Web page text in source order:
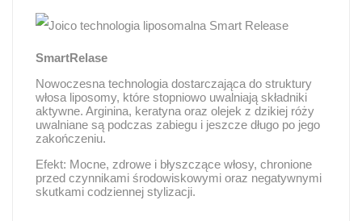
SmartRelase
Nowoczesna technologia dostarczająca do struktury
włosa liposomy, które stopniowo uwalniają składniki
aktywne. Arginina, keratyna oraz olejek z dzikiej róży
uwalniane są podczas zabiegu i jeszcze długo po jego
zakończeniu.
Efekt: Mocne, zdrowe i błyszczące włosy, chronione
przed czynnikami środowiskowymi oraz negatywnymi
skutkami codziennej stylizacji.